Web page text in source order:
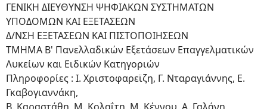
ΓΕΝΙΚΗ ΔΙΕΥΘΥΝΣΗ ΨΗΦΙΑΚΩΝ ΣΥΣΤΗΜΑΤΩΝ
ΥΠΟΔΟΜΩΝ ΚΑΙ ΕΞΕΤΑΣΕΩΝ
Δ/ΝΣΗ ΕΞΕΤΑΣΕΩΝ ΚΑΙ ΠΙΣΤΟΠΟΙΗΣΕΩΝ
ΤΜΗΜΑ Β' Πανελλαδικών Εξετάσεων Επαγγελματικών
Λυκείων και Ειδικών Κατηγοριών
Πληροφορίες : Ι. Χριστοφαρεϊζη, Γ. Νταραγιάννης, Ε.
Γκαβογιαννάκη,